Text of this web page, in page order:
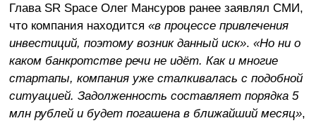
Глава SR Space Олег Мансуров ранее заявлял СМИ,
что компания находится «в процессе привлечения
инвестиций, поэтому возник данный иск». «Но ни о
каком банкротстве речи не идёт. Как и многие
стартапы, компания уже сталкивалась с подобной
ситуацией. Задолженность составляет порядка 5
млн рублей и будет погашена в ближайший месяц»,